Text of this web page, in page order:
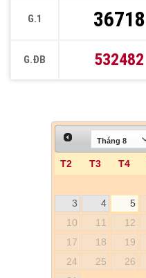
G.1
G.ĐB
36718
532482
T2 T3 T4
3
4 5
10
11 12
17
18 19
24
25 26